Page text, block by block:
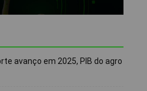
avanço em 2025, PIB do agro